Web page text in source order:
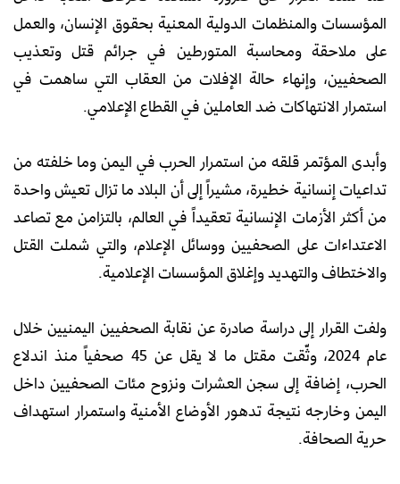
المؤسسات والمنظمات الدولية المعنية بحقوق الإنسان، والعمل
على ملاحقة ومحاسبة المتورطين في جرائم قتل وتعذيب
الصحفيين، وإنهاء حالة الإفلات من العقاب التي ساهمت في
استمرار الانتهاكات ضد العاملين في القطاع الإعلامي.
وأبدى المؤتمر قلقه من استمرار الحرب في اليمن وما خلفته من
تداعيات إنسانية خطيرة، مشيراً إلى أن البلاد ما تزال تعيش واحدة
من أكثر الأزمات الإنسانية تعقيداً في العالم، بالتزامن مع تصاعد
الاعتداءات على الصحفيين ووسائل الإعلام، والتي شملت القتل
والاختطاف والتهديد وإغلاق المؤسسات الإعلامية.
ولفت القرار إلى دراسة صادرة عن نقابة الصحفيين اليمنيين خلال
عام 2024، وثّقت مقتل ما لا يقل عن 45 صحفياً منذ اندلاع
الحرب، إضافة إلى سجن العشرات ونزوح مئات الصحفيين داخل
اليمن وخارجه نتيجة تدهور الأوضاع الأمنية واستمرار استهداف
حرية الصحافة.